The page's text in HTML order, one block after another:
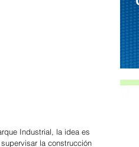
Industrial, la idea es
la construcción